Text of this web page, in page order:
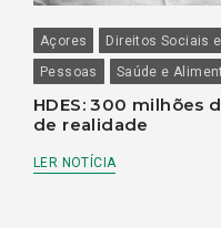
Açores Direitos Sociais
Pessoas
Saúde e
HDES: 300 milhões
de realidade
LER NOTÍCIA